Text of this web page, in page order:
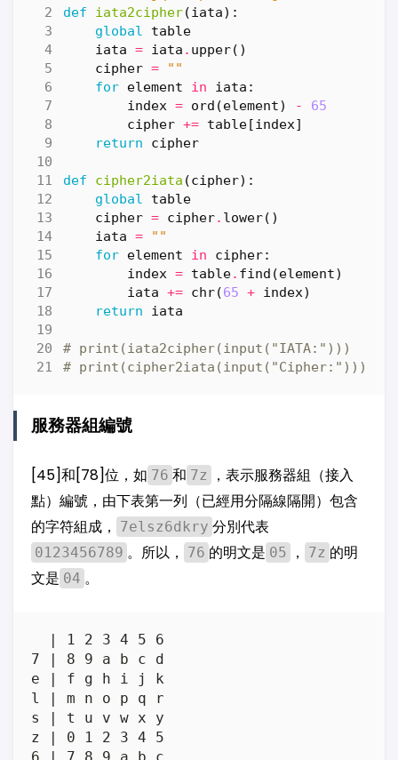
def
iata2cipher(iata):
global
table
iata = iata . upper()
cipher =
""
for element in iata :
index = ord (element) -
65
cipher += table[index]
return
cipher
def cipher2iata (cipher):
global
table
cipher = cipher. lower()
iata =
""
for element in cipher:
index = table. find (element)
iata += chr(65 + index)
return
iata
# print(iata2cipher(input("IATA:")))
# print(cipher2iata(input("Cipher:")))
服務器組編號
[45]和[78]位，如 76 和 7z
，表示服務器組（接入
點）編號，由下表第一列（已經用分隔線隔開）包含
的字符組成，
7elsz6dkry 分別代表
0123456789 。所以， 76 的明文是 05 ， 7z 的明
文是 04 。
  | 1 2 3 4 5 6
7 | 8 9 a b c d
e | f g h i j k
l | m n o p q r
s | t u v w x y
z | 0 1 2 3 4 5